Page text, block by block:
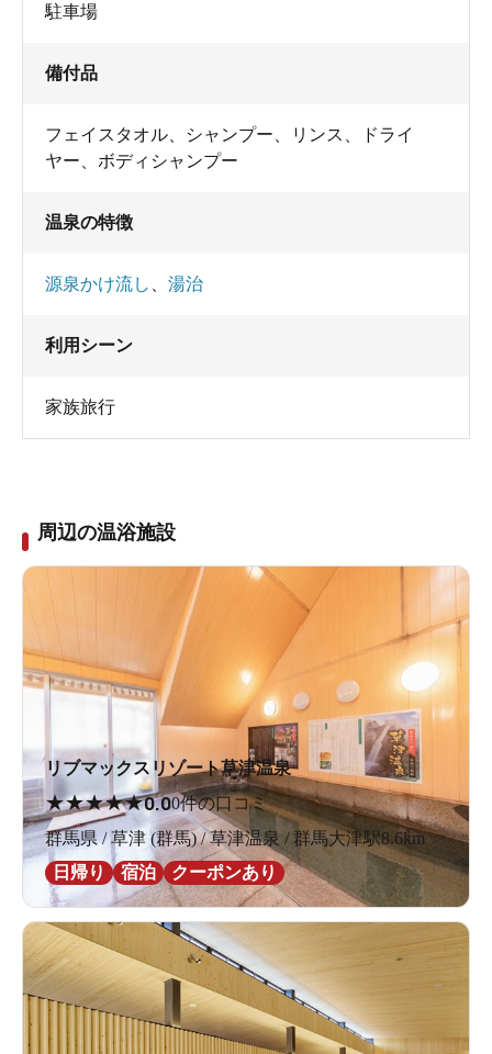
駐車場
備付品
フェイスタオル シャンプー リンス
ドライ
ヤー
ボディシャンプー
温泉の特徴
源泉かけ流し 湯治
利用シーン
家族旅行
周辺の温浴施設
リブマックスリゾート草津温泉
★★★★★0.00件の口コミ
群馬県 / 草津 (群馬) / 草津温泉 / 群馬大津駅8.6km
日帰り
宿泊 クーポンあり